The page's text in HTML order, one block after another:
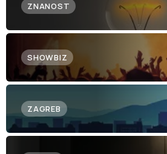
ZNANOST
SHOWBIZ
ZAGREB